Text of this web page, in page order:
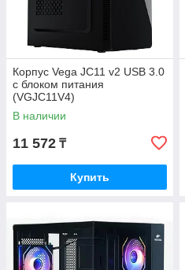
Корпус Vega JC11 v2 USB 3.0
с блоком питания
(VGJC11V4)
В наличии
11 572 ₸
Купить